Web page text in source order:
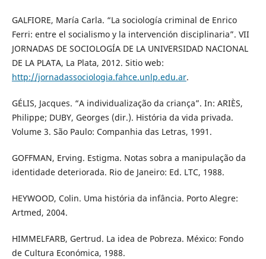
GALFIORE, María Carla. “La sociología criminal de Enrico
Ferri: entre el socialismo y la intervención disciplinaria”. VII
JORNADAS DE SOCIOLOGÍA DE LA UNIVERSIDAD NACIONAL
DE LA PLATA, La Plata, 2012. Sitio web:
http://jornadassociologia.fahce.unlp.edu.ar.
GÉLIS, Jacques. “A individualização da criança”. In: ARIÈS,
Philippe; DUBY, Georges (dir.). História da vida privada.
Volume 3. São Paulo: Companhia das Letras, 1991.
GOFFMAN, Erving. Estigma. Notas sobra a manipulação da
identidade deteriorada. Rio de Janeiro: Ed. LTC, 1988.
HEYWOOD, Colin. Uma história da infância. Porto Alegre:
Artmed, 2004.
HIMMELFARB, Gertrud. La idea de Pobreza. México: Fondo
de Cultura Económica, 1988.